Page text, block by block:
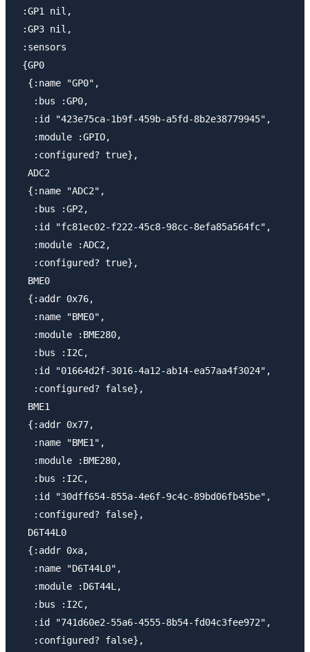
:GP1 nil,
:GP3 nil,
:sensors
{GP0
  {:name "GP0",
   :bus :GP0,
   :id "423e75ca-1b9f-459b-a5fd-8b2e38779945",
   :module :GPIO,
   :configured? true},
  ADC2
  {:name "ADC2",
   :bus :GP2,
   :id "fc81ec02-f222-45c8-98cc-8efa85a564fc",
   :module :ADC2,
   :configured? true},
  BME0
  {:addr 0x76,
   :name "BME0",
   :module :BME280,
   :bus :I2C,
   :id "01664d2f-3016-4a12-ab14-ea57aa4f3024",
   :configured? false},
  BME1
  {:addr 0x77,
   :name "BME1",
   :module :BME280,
   :bus :I2C,
   :id "30dff654-855a-4e6f-9c4c-89bd06fb45be",
   :configured? false},
  D6T44L0
  {:addr 0xa,
   :name "D6T44L0",
   :module :D6T44L,
   :bus :I2C,
   :id "741d60e2-55a6-4555-8b54-fd04c3fee972",
   :configured? false},